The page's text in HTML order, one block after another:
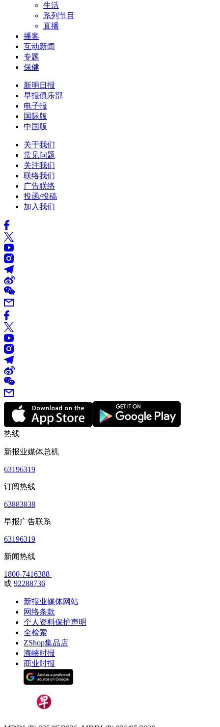
生活
系列节目
直播
播客
互动新闻
专题
保健
新明日报
早报俱乐部
电子报
国际版
中国版
关于我们
常见问题
关注我们
联络我们
广告联络
投函/投稿
加入我们
热线
新报业媒体总机
63196319
订阅热线
63883838
早报广告联系
63196319
新闻热线
1800-7416388
或 92288736
新报业媒体网站
网络条款
个人资料保护声明
全检索
ZShop集品店
海峡时报
商业时报